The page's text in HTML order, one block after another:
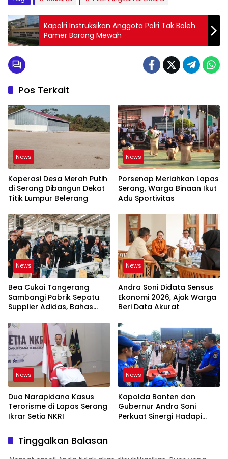
Kapolri Instruksikan Anggota Polri Tak Boleh
Pamer Barang Mewah
Pos Terkait
News
Koperasi Desa Merah Putih
di Serang Dibangun Dekat
Titik Lumpur Belerang
News
Porsenap Meriahkan Lapas
Serang, Warga Binaan Ikut
Adu Sportivitas
News
Bea Cukai Tangerang
Sambangi Pabrik Sepatu
Supplier Adidas, Bahas
News
Andra Soni Didata Sensus
Ekonomi 2026, Ajak Warga
Beri Data Akurat
News
Dua Narapidana Kasus
Terorisme di Lapas Serang
Ikrar Setia NKRI
News
Kapolda Banten dan
Gubernur Andra Soni
Perkuat Sinergi Hadapi
Tinggalkan Balasan